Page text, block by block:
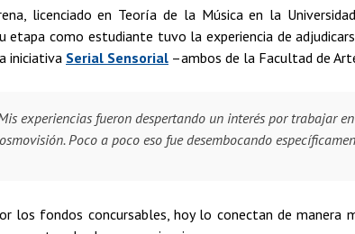
licenciado en Teoría de la Música en la
etapa como estudiante tuvo la experiencia de
iniciativa Serial Sensorial –ambos de la Facultad de
experiencias fueron despertando un interés por trabajar
Poco a poco eso fue desembocando
los fondos concursables, hoy lo conectan de